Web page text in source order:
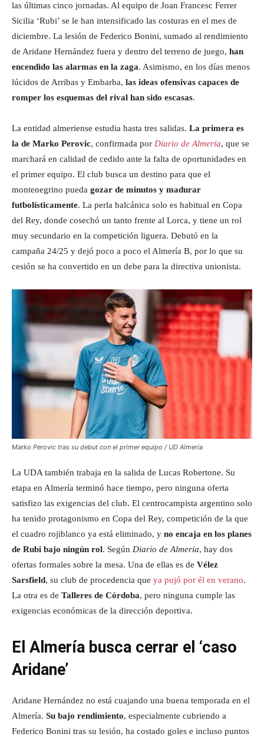
las últimas cinco jornadas. Al equipo de Joan Francesc Ferrer
Sicilia ‘Rubi’ se le han intensificado las costuras en el mes de
diciembre. La lesión de Federico Bonini, sumado al rendimiento
de Aridane Hernández fuera y dentro del terreno de juego, han
encendido las alarmas en la zaga. Asimismo, en los días menos
lúcidos de Arribas y Embarba, las ideas ofensivas capaces de
romper los esquemas del rival han sido escasas.
La entidad almeriense estudia hasta tres salidas. La primera es
la de Marko Perovic, confirmada por Diario de Almería, que se
marchará en calidad de cedido ante la falta de oportunidades en
el primer equipo. El club busca un destino para que el
montenegrino pueda gozar de minutos y madurar
futbolísticamente. La perla balcánica solo es habitual en Copa
del Rey, donde cosechó un tanto frente al Lorca, y tiene un rol
muy secundario en la competición liguera. Debutó en la
campaña 24/25 y dejó poco a poco el Almería B, por lo que su
cesión se ha convertido en un debe para la directiva unionista.
Marko Perovic tras su debut con el primer equipo / UD Almería
La UDA también trabaja en la salida de Lucas Robertone. Su
etapa en Almería terminó hace tiempo, pero ninguna oferta
satisfizo las exigencias del club. El centrocampista argentino solo
ha tenido protagonismo en Copa del Rey, competición de la que
el cuadro rojiblanco ya está eliminado, y no encaja en los planes
de Rubi bajo ningún rol. Según Diario de Almería, hay dos
ofertas formales sobre la mesa. Una de ellas es de Vélez
Sarsfield, su club de procedencia que ya pujó por él en verano.
La otra es de Talleres de Córdoba, pero ninguna cumple las
exigencias económicas de la dirección deportiva.
El Almería busca cerrar el ‘caso
Aridane’
Aridane Hernández no está cuajando una buena temporada en el
Almería. Su bajo rendimiento, especialmente cubriendo a
Federico Bonini tras su lesión, ha costado goles e incluso puntos